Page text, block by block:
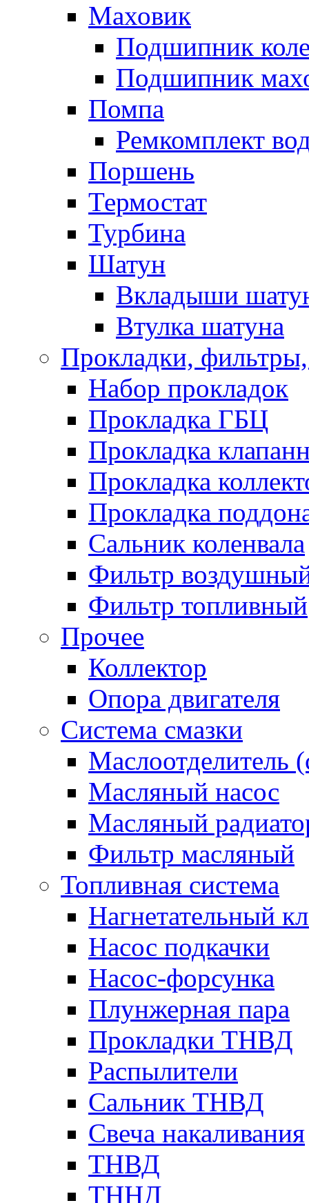
Маховик
Подшипник
Подшипник
Помпа
Ремкомплект
Поршень
Термостат
Турбина
Шатун
Вкладыши
Втулка шатуна
Прокладки,
Набор прокладок
Прокладка ГБЦ
Прокладка
Прокладка
Прокладка
Сальник коленвала
Фильтр
Фильтр топливный
Прочее
Коллектор
Опора двигателя
Система смазки
Маслоотделитель
Масляный насос
Масляный
Фильтр масляный
Топливная система
Нагнетательный
Насос подкачки
Насос-форсунка
Плунжерная пара
Прокладки ТНВД
Распылители
Сальник ТНВД
Свеча накаливания
ТНВД
ТННД